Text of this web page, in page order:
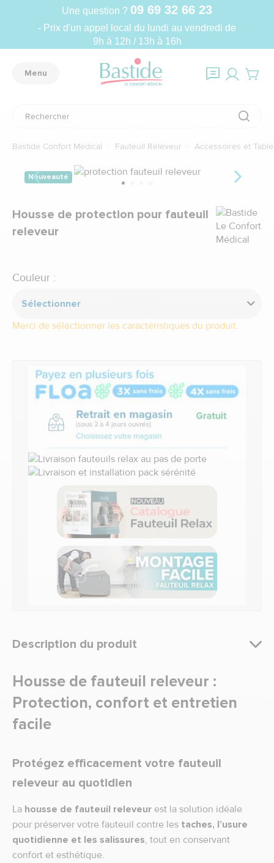
Une question ? 09 69 32 66 23
- Prix d'un appel local du lundi au vendredi de
9h à 12h / 13h à 16h
Menu
Bastide Confort Médical Fauteuil Releveur Accessoires et
Nouveauté
Housse de protection pour fauteuil
releveur
Marque
Couleur :
Sélectionner
Merci de sélectionner les caractéristiques du produit.
Description du produit
Housse de fauteuil releveur :
Protection, confort et entretien
facile
Protégez efficacement votre fauteuil
releveur au quotidien
La housse de fauteuil releveur est la solution idéale
pour préserver votre fauteuil contre les taches, l’usure
quotidienne et les salissures, tout en conservant
confort et esthétique.